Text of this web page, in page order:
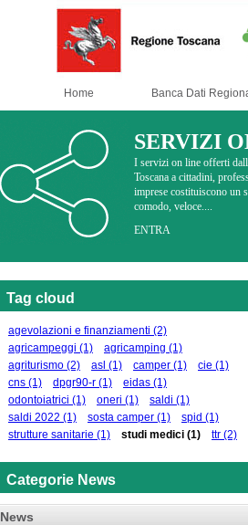
Home Banca Dati
SERVIZI
I servizi on line offerti
Toscana a cittadini,
imprese costituiscono un
comodo, veloce....
ENTRA
Tag cloud
agevolazioni e finanziamenti (2)
agricampeggi (1) agricamping (1)
agriturismo (2) asl (1) camper (1) cie (1)
cns (1) dpgr90-r (1) eidas (1)
odontoiatrici (1) oneri (1) saldi (1)
saldi 2022 (1) sosta camper (1) spid (1)
strutture sanitarie (1) studi medici (1) ttr (2)
Categorie News
News